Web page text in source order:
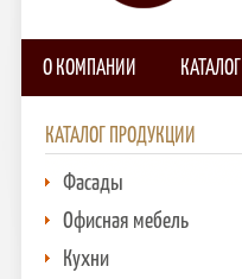
О КОМПАНИИ КАТАЛОГ
КАТАЛОГ ПРОДУКЦИИ
Фасады
Офисная мебель
Кухни